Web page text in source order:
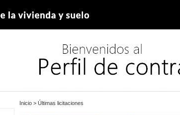
Inicio > Últimas licitaciones